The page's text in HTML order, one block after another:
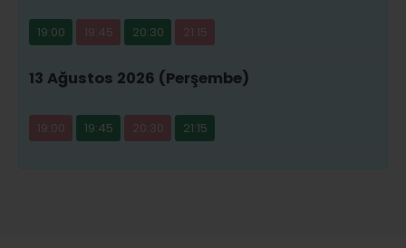
19:00 19:45 20:30 21:15
13 Ağustos 2026 (Perşembe)
19:00 19:45 20:30 21:15